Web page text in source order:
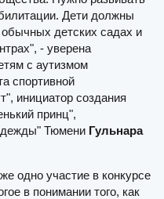
Дети должны
детских садах и
- уверена
с аутизмом
спортивной
инициатор создания
принц",
Тюмени Гульнара
одно участие в конкурсе
в понимании того, как